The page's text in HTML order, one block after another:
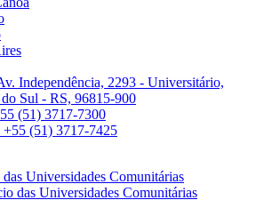
Independência, 2293 - Universitário,
Sul - RS, 96815-900
(51) 3717-7300
(51) 3717-7425